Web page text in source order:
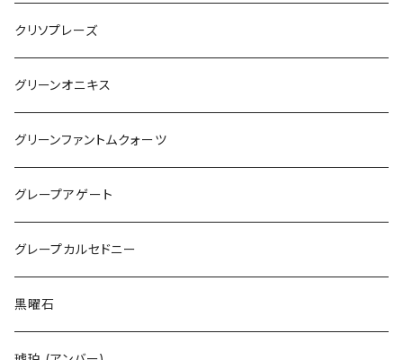
クリソプレーズ
グリーンオニキス
グリーンファントムクォーツ
グレープアゲート
グレープカルセドニー
黒曜石